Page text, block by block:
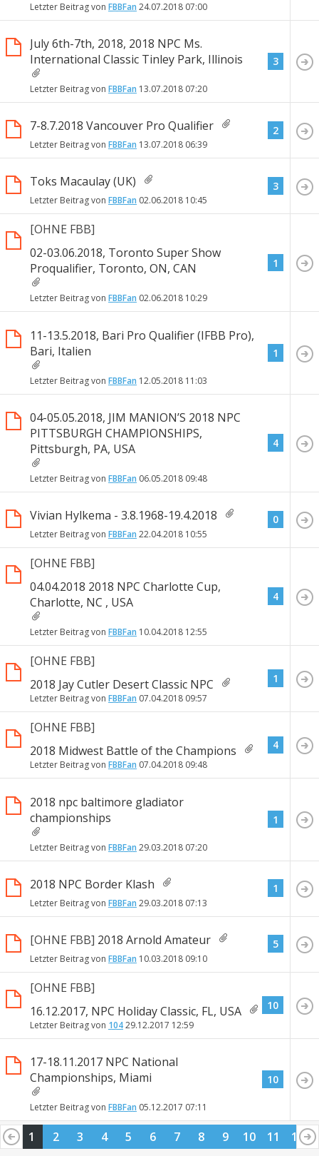
Letzter Beitrag von FBBFan 24.07.2018 07:00
July 6th-7th, 2018, 2018 NPC Ms.
International Classic Tinley Park, Illinois
Letzter Beitrag von FBBFan 13.07.2018 07:20
3
7-8.7.2018 Vancouver Pro Qualifier
Letzter Beitrag von FBBFan 13.07.2018 06:39
2
Toks Macaulay (UK)
Letzter Beitrag von FBBFan 02.06.2018 10:45
3
[OHNE FBB]
02-03.06.2018, Toronto Super Show
Proqualifier, Toronto, ON, CAN
Letzter Beitrag von FBBFan 02.06.2018 10:29
1
11-13.5.2018, Bari Pro Qualifier (IFBB Pro),
Bari, Italien
Letzter Beitrag von FBBFan 12.05.2018 11:03
1
04-05.05.2018, JIM MANION’S 2018 NPC
PITTSBURGH CHAMPIONSHIPS,
Pittsburgh, PA, USA
Letzter Beitrag von FBBFan 06.05.2018 09:48
4
Vivian Hylkema - 3.8.1968-19.4.2018
Letzter Beitrag von FBBFan 22.04.2018 10:55
0
[OHNE FBB]
04.04.2018 2018 NPC Charlotte Cup,
Charlotte, NC , USA
Letzter Beitrag von FBBFan 10.04.2018 12:55
4
[OHNE FBB]
2018 Jay Cutler Desert Classic NPC
Letzter Beitrag von FBBFan 07.04.2018 09:57
1
[OHNE FBB]
2018 Midwest Battle of the Champions
Letzter Beitrag von FBBFan 07.04.2018 09:48
4
2018 npc baltimore gladiator
championships
Letzter Beitrag von FBBFan 29.03.2018 07:20
1
2018 NPC Border Klash
Letzter Beitrag von FBBFan 29.03.2018 07:13
1
[OHNE FBB] 2018 Arnold Amateur
Letzter Beitrag von FBBFan 10.03.2018 09:10
5
[OHNE FBB]
16.12.2017, NPC Holiday Classic, FL, USA
Letzter Beitrag von 10429.12.2017 12:59
10
17-18.11.2017 NPC National
Championships, Miami
Letzter Beitrag von FBBFan 05.12.2017 07:11
10
1 2 3 4 5 6 7 8 9 10 11 12